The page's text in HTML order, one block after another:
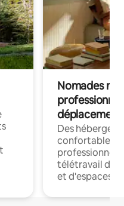
Nomades
déplacement
Des
confortables
professionnels
télétravail
et d'espaces